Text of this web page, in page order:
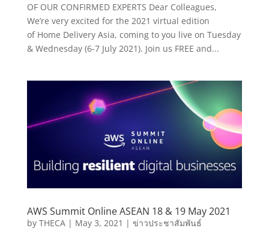
OF OUR CONFIRMED EXPERTS Dear Colleagues,
We’re very excited for the 2021 virtual edition
of Home Delivery Asia, coming to you live on Tuesday
& Wednesday (6-7 July 2021). Join us FREE and...
AWS Summit Online ASEAN 18 & 19 May 2021
by THECA| May 3, 2021 | ข่าวประชาสัมพันธ์